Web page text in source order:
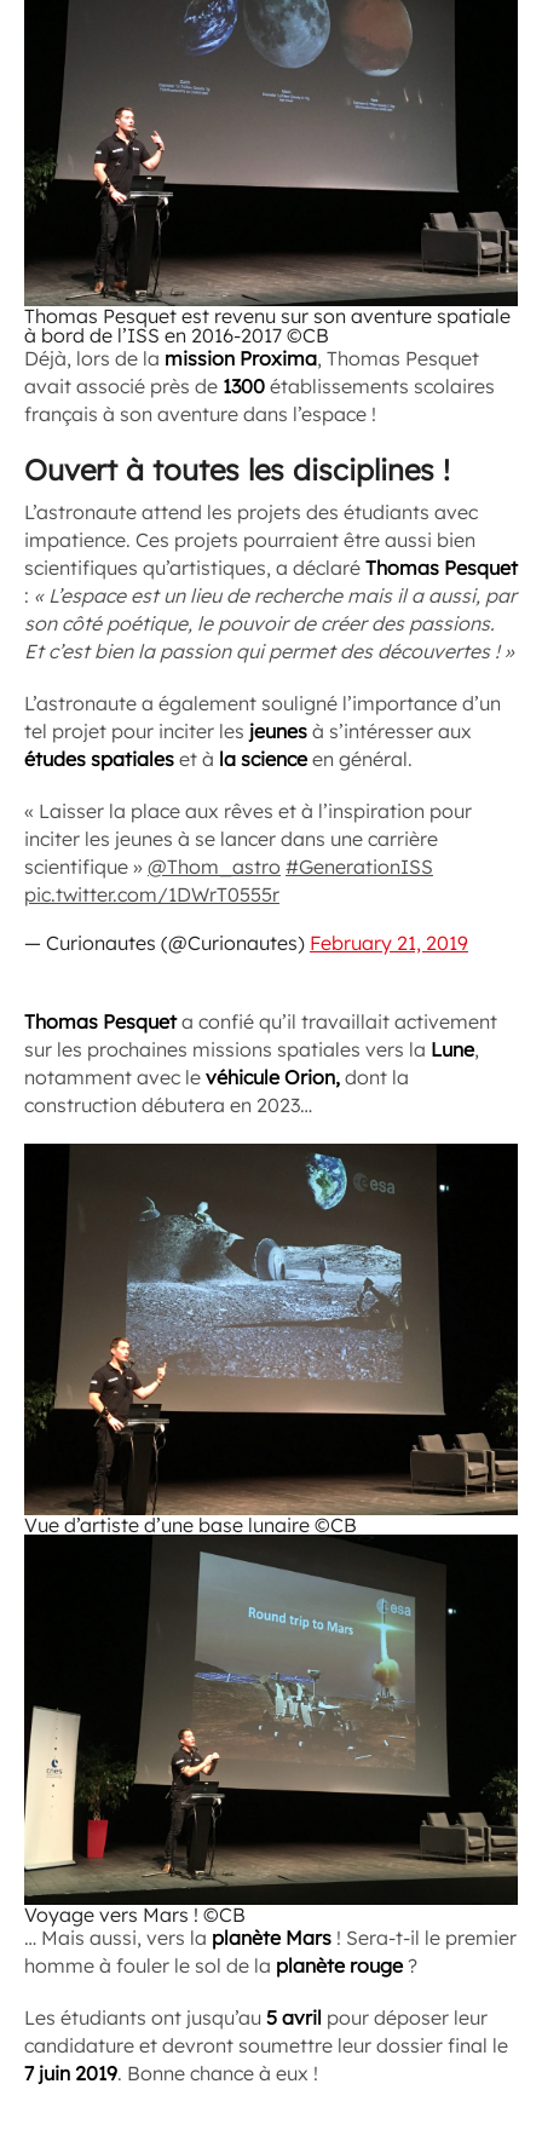
Thomas Pesquet est revenu sur son aventure spatiale
à bord de l’ISS en 2016-2017 ©CB
Déjà, lors de la mission Proxima, Thomas Pesquet
avait associé près de 1300 établissements scolaires
français à son aventure dans l’espace !
Ouvert à toutes les disciplines !
L’astronaute attend les projets des étudiants avec
impatience. Ces projets pourraient être aussi bien
scientifiques qu’artistiques, a déclaré Thomas Pesquet
: « L’espace est un lieu de recherche mais il a aussi, par
son côté poétique, le pouvoir de créer des passions.
Et c’est bien la passion qui permet des découvertes ! »
L’astronaute a également souligné l’importance d’un
tel projet pour inciter les jeunes à s’intéresser aux
études spatiales et à la scienceen général.
« Laisser la place aux rêves et à l’inspiration pour
inciter les jeunes à se lancer dans une carrière
scientifique » @Thom_astro #GenerationISS
pic.twitter.com/1DWrT0555r
— Curionautes (@Curionautes) February 21, 2019
Thomas Pesqueta confié qu’il travaillait activement
sur les prochaines missions spatiales vers la Lune,
notamment avec le véhicule Orion, dont la
construction débutera en 2023…
Vue d’artiste d’une base lunaire ©CB
Voyage vers Mars ! ©CB
… Mais aussi, vers la planète Mars ! Sera-t-il le premier
homme à fouler le sol de la planète rouge?
Les étudiants ont jusqu’au 5 avril pour déposer leur
candidature et devront soumettre leur dossier final le
7 juin 2019. Bonne chance à eux !